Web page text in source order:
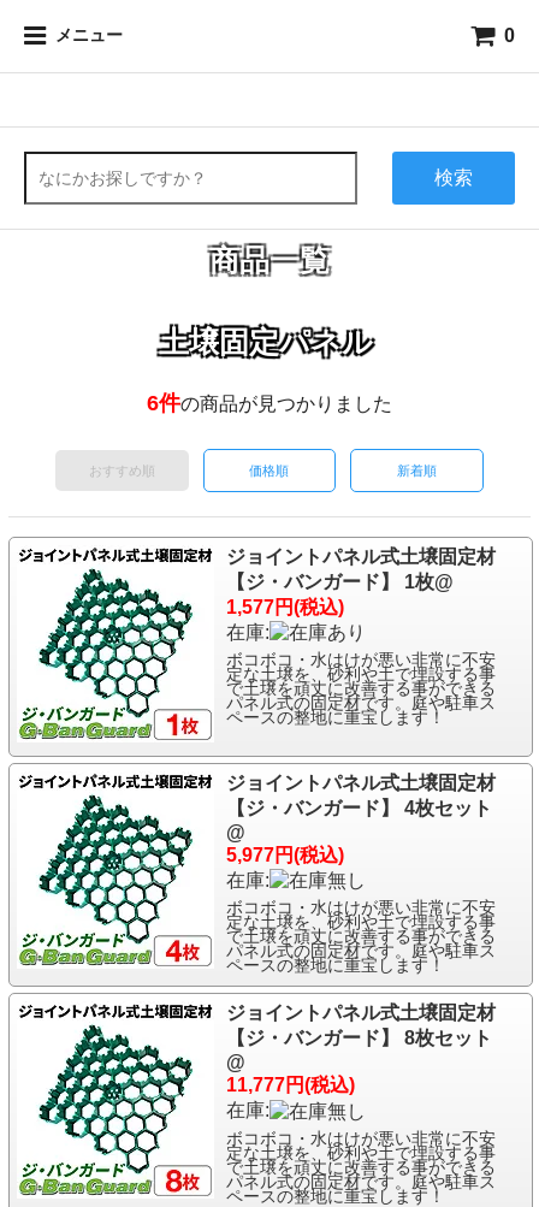
メニュー 0
検索
商品一覧
土壌固定パネル
6件の商品が見つかりました
おすすめ順 価格順 新着順
ジョイントパネル式土壌固定材
【ジ・バンガード】 1枚@
1,577円(税込)
在庫:
ボコボコ・水はけが悪い非常に不安
定な土壌を、砂利や土で埋設する事
で土壌を頑丈に改善する事ができる
パネル式の固定材です。庭や駐車ス
ペースの整地に重宝します！
ジョイントパネル式土壌固定材
【ジ・バンガード】 4枚セット
@
5,977円(税込)
在庫:
ボコボコ・水はけが悪い非常に不安
定な土壌を、砂利や土で埋設する事
で土壌を頑丈に改善する事ができる
パネル式の固定材です。庭や駐車ス
ペースの整地に重宝します！
ジョイントパネル式土壌固定材
【ジ・バンガード】 8枚セット
@
11,777円(税込)
在庫:
ボコボコ・水はけが悪い非常に不安
定な土壌を、砂利や土で埋設する事
で土壌を頑丈に改善する事ができる
パネル式の固定材です。庭や駐車ス
ペースの整地に重宝します！